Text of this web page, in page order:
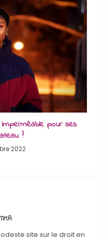
pour ses
?
2022
site sur le droit en